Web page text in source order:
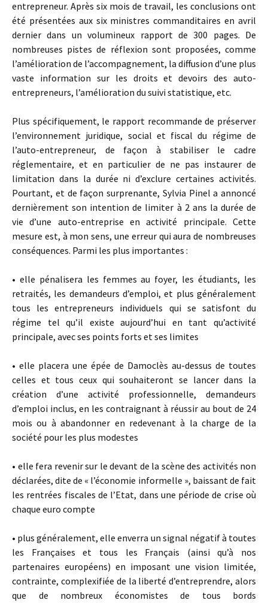
entrepreneur. Après six mois de travail, les conclusions ont
été présentées aux six ministres commanditaires en avril
dernier dans un volumineux rapport de 300 pages. De
nombreuses pistes de réflexion sont proposées, comme
l’amélioration de l’accompagnement, la diffusion d’une plus
vaste information sur les droits et devoirs des auto-
entrepreneurs, l’amélioration du suivi statistique, etc.
Plus spécifiquement, le rapport recommande de préserver
l’environnement juridique, social et fiscal du régime de
l’auto-entrepreneur, de façon à stabiliser le cadre
réglementaire, et en particulier de ne pas instaurer de
limitation dans la durée ni d’exclure certaines activités.
Pourtant, et de façon surprenante, Sylvia Pinel a annoncé
dernièrement son intention de limiter à 2 ans la durée de
vie d’une auto-entreprise en activité principale. Cette
mesure est, à mon sens, une erreur qui aura de nombreuses
conséquences. Parmi les plus importantes :
• elle pénalisera les femmes au foyer, les étudiants, les
retraités, les demandeurs d’emploi, et plus généralement
tous les entrepreneurs individuels qui se satisfont du
régime tel qu’il existe aujourd’hui en tant qu’activité
principale, avec ses points forts et ses limites
• elle placera une épée de Damoclès au-dessus de toutes
celles et tous ceux qui souhaiteront se lancer dans la
création d’une activité professionnelle, demandeurs
d’emploi inclus, en les contraignant à réussir au bout de 24
mois ou à abandonner en redevenant à la charge de la
société pour les plus modestes
• elle fera revenir sur le devant de la scène des activités non
déclarées, dite de « l’économie informelle », baissant de fait
les rentrées fiscales de l’Etat, dans une période de crise où
chaque euro compte
• plus généralement, elle enverra un signal négatif à toutes
les Françaises et tous les Français (ainsi qu’à nos
partenaires européens) en imposant une vision limitée,
contrainte, complexifiée de la liberté d’entreprendre, alors
que de nombreux économistes de tous bords